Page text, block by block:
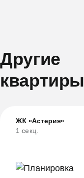
Другие
квартиры
ЖК «Астерия»
1 секц.